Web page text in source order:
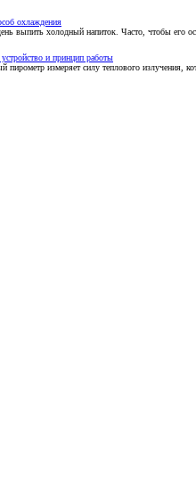
охлаждения
выпить холодный напиток. Часто, чтобы его
и принцип работы
измеряет силу теплового излучения,